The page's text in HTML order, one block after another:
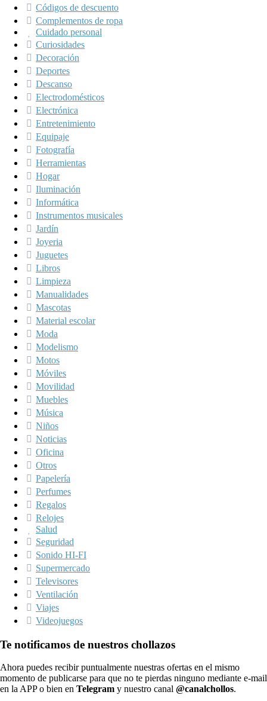
Códigos de descuento
Complementos de ropa
Cuidado personal
Curiosidades
Decoración
Deportes
Descanso
Electrodomésticos
Electrónica
Entretenimiento
Equipaje
Fotografía
Herramientas
Hogar
Iluminación
Informática
Instrumentos musicales
Jardín
Joyeria
Juguetes
Libros
Limpieza
Manualidades
Mascotas
Material escolar
Moda
Modelismo
Motos
Móviles
Movilidad
Muebles
Música
Niños
Noticias
Oficina
Otros
Papelería
Perfumes
Regalos
Relojes
Salud
Seguridad
Sonido HI-FI
Supermercado
Televisores
Ventilación
Viajes
Videojuegos
Te notificamos de nuestros chollazos
Ahora puedes recibir puntualmente nuestras ofertas en el mismo
momento de publicarse para que no te pierdas ninguno mediante e-mail
en la APP o bien en Telegram y nuestro canal @canalchollos.